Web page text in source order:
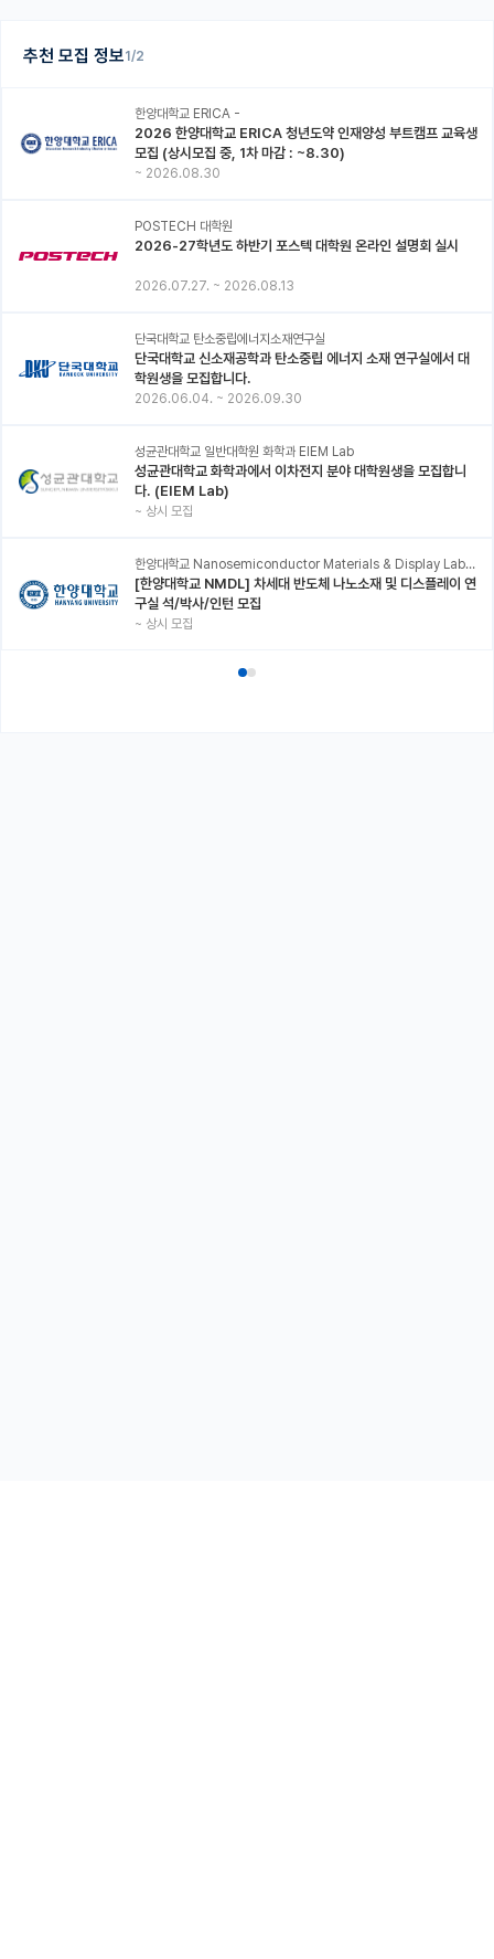
추천 모집 정보1/2
한양대학교 ERICA -
2026 한양대학교 ERICA 청년도약 인재양성 부트캠프 교육생
모집 (상시모집 중, 1차 마감 : ~8.30)
~ 2026.08.30
POSTECH 대학원
2026-27학년도 하반기 포스텍 대학원 온라인 설명회 실시
2026.07.27. ~ 2026.08.13
단국대학교 탄소중립에너지소재연구실
단국대학교 신소재공학과 탄소중립 에너지 소재 연구실에서 대
학원생을 모집합니다.
2026.06.04. ~ 2026.09.30
성균관대학교 일반대학원 화학과 EIEM Lab
성균관대학교 화학과에서 이차전지 분야 대학원생을 모집합니
다. (EIEM Lab)
~ 상시 모집
한양대학교 Nanosemiconductor Materials & Display Laboratory
[한양대학교 NMDL] 차세대 반도체 나노소재 및 디스플레이 연
구실 석/박사/인턴 모집
~ 상시 모집